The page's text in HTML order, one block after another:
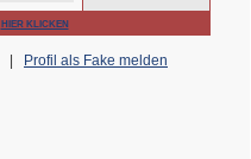
HIER KLICKEN
Profil als Fake melden